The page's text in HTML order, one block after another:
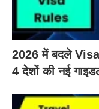
2026 में बदले
4 देशों की नई